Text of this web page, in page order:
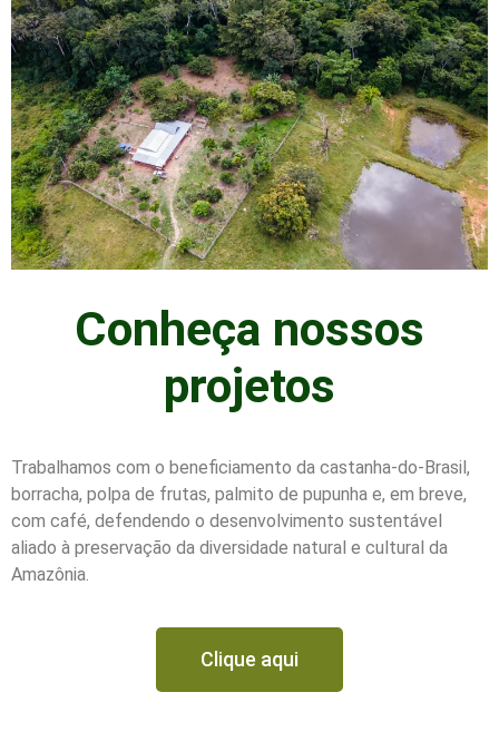
Conheça nossos
projetos​
Trabalhamos com o beneficiamento da castanha-do-Brasil,
borracha, polpa de frutas, palmito de pupunha e, em breve,
com café, defendendo o desenvolvimento sustentável
aliado à preservação da diversidade natural e cultural da
Amazônia.
Clique aqui